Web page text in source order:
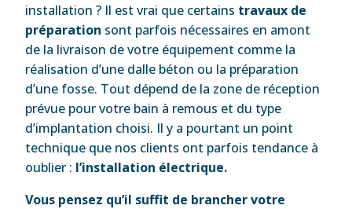
installation ? Il est vrai que certains travaux de
préparation sont parfois nécessaires en amont
de la livraison de votre équipement comme la
réalisation d’une dalle béton ou la préparation
d’une fosse. Tout dépend de la zone de réception
prévue pour votre bain à remous et du type
d’implantation choisi. Il y a pourtant un point
technique que nos clients ont parfois tendance à
oublier : l’installation électrique.
Vous pensez qu’il suffit de brancher votre